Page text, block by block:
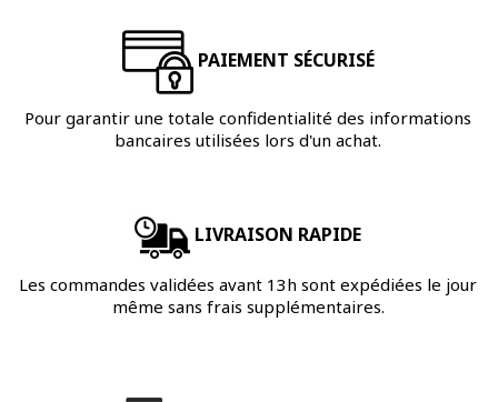
PAIEMENT SÉCURISÉ
Pour garantir une totale confidentialité des informations
bancaires utilisées lors d'un achat.
LIVRAISON RAPIDE
Les commandes validées avant 13h sont expédiées le jour
même sans frais supplémentaires.